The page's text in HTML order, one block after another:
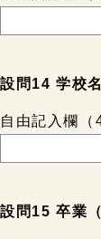
設問14 学校名
自由記入欄（
設問15 卒業